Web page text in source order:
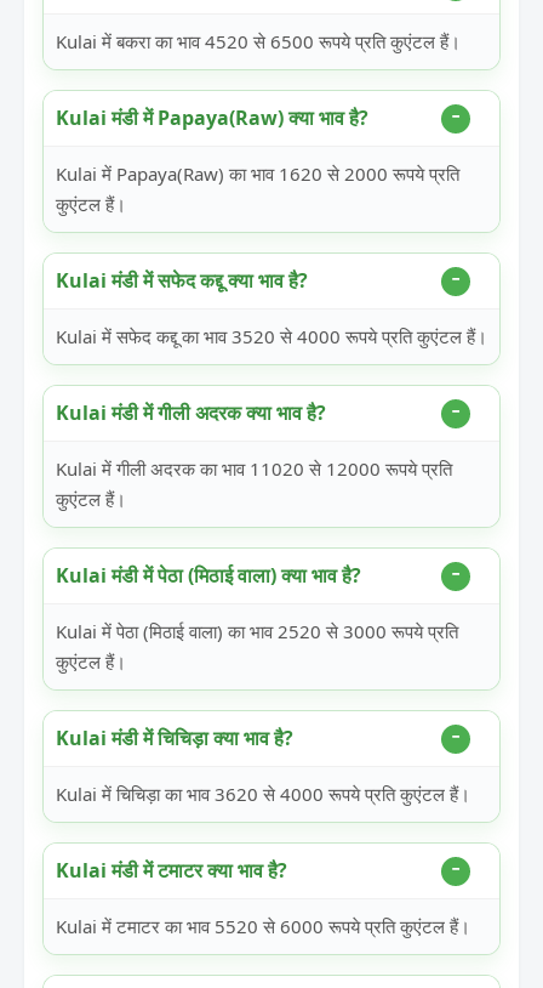
Kulai में बकरा का भाव 4520 से 6500 रूपये प्रति कुएंटल हैं।
Kulai मंडी में Papaya(Raw) क्या भाव है?
Kulai में Papaya(Raw) का भाव 1620 से 2000 रूपये प्रति
कुएंटल हैं।
Kulai मंडी में सफेद कद्दू क्या भाव है?
Kulai में सफेद कद्दू का भाव 3520 से 4000 रूपये प्रति कुएंटल हैं।
Kulai मंडी में गीली अदरक क्या भाव है?
Kulai में गीली अदरक का भाव 11020 से 12000 रूपये प्रति
कुएंटल हैं।
Kulai मंडी में पेठा (मिठाई वाला) क्या भाव है?
Kulai में पेठा (मिठाई वाला) का भाव 2520 से 3000 रूपये प्रति
कुएंटल हैं।
Kulai मंडी में चिचिड़ा क्या भाव है?
Kulai में चिचिड़ा का भाव 3620 से 4000 रूपये प्रति कुएंटल हैं।
Kulai मंडी में टमाटर क्या भाव है?
Kulai में टमाटर का भाव 5520 से 6000 रूपये प्रति कुएंटल हैं।